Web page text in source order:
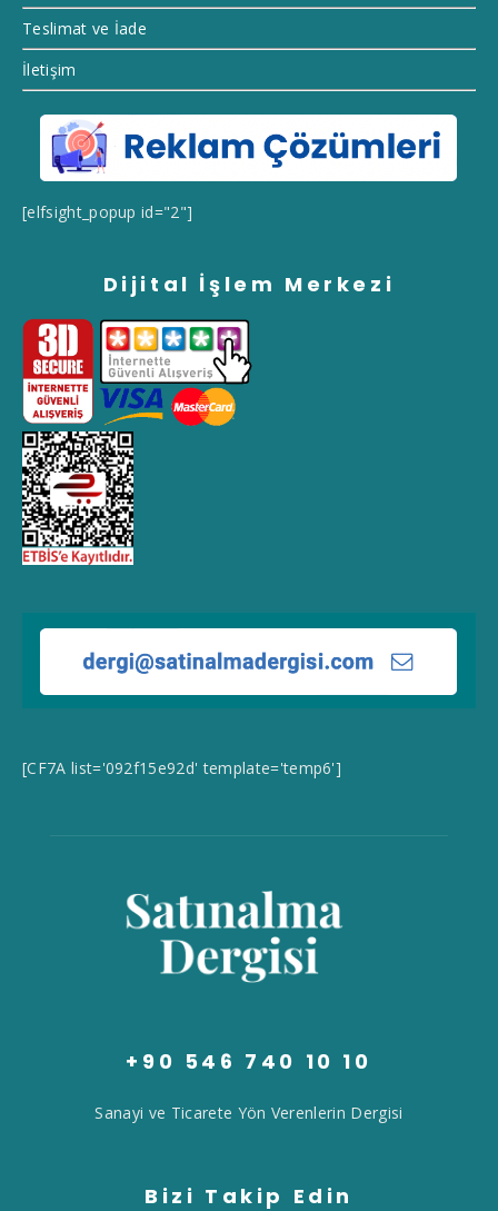
Teslimat ve İade
İletişim
[elfsight_popup id="2"]
Dijital İşlem Merkezi
[CF7A list='092f15e92d' template='temp6']
+90 546 740 10 10
Sanayi ve Ticarete Yön Verenlerin Dergisi
Bizi Takip Edin